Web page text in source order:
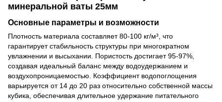
минеральной ваты 25мм
Основные параметры и возможности
Плотность материала составляет 80-100 кг/м³, что
гарантирует стабильность структуры при многократном
увлажнении и высыхании. Пористость достигает 95-97%,
создавая идеальный баланс между водоудержанием и
воздухопроницаемостью. Коэффициент водопоглощения
варьируется от 14 до 20 раз относительно собственной массы
кубика, обеспечивая длительное удержание питательного